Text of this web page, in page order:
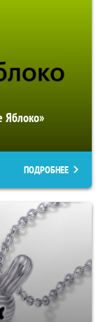
Яблоко»
ПОДРОБНЕЕ